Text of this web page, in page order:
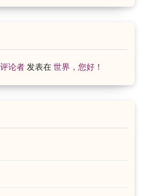
论者 发表在 世界，您好！